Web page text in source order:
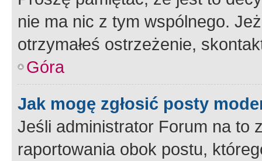
nie ma nic z tym wspólnego.
otrzymałeś ostrzeżenie,
Góra
Jak mogę zgłosić posty
Jeśli administrator Forum na to
raportowania obok postu,